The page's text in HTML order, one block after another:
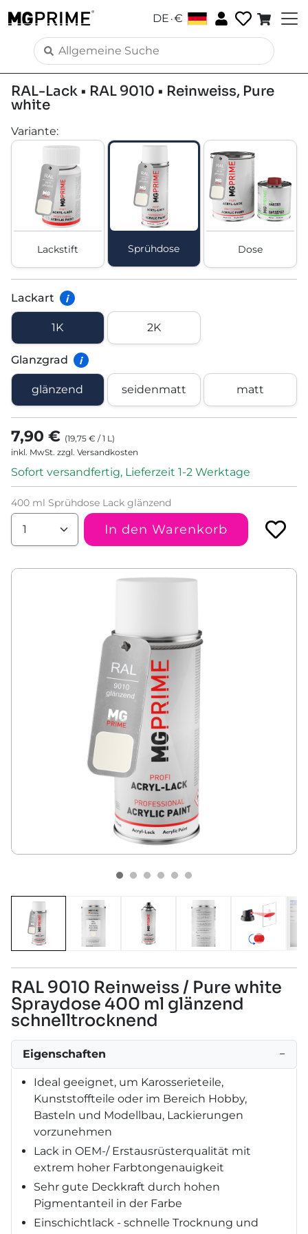
DE .€
RAL-Lack • RAL 9010 • Reinweiss, Pure
white
Variante:
Lackstift Sprühdose Dose
Lackart i
1K 2K
Glanzgrad i
glänzend seidenmatt matt
7,90 € (19,75 € /1 L )
inkl. MwSt. zzgl. Versandkosten
Sofort versandfertig, Lieferzeit 1-2 Werktage
400 ml Sprühdose Lack glänzend
In den Warenkorb
RAL 9010 Reinweiss / Pure white
Spraydose 400 ml glänzend
schnelltrocknend
Eigenschaften −
Ideal geeignet, um Karosserieteile,
Kunststoffteile oder im Bereich Hobby,
Basteln und Modellbau, Lackierungen
vorzunehmen
Lack in OEM-/ Erstausrüsterqualität mit
extrem hoher Farbtongenauigkeit
Sehr gute Deckkraft durch hohen
Pigmentanteil in der Farbe
Einschichtlack - schnelle Trocknung und